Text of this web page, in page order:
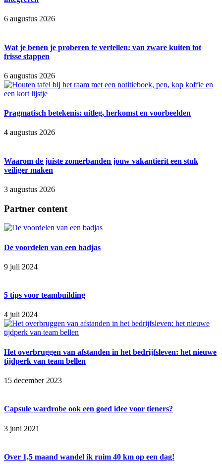
6 augustus 2026
Wat je benen je proberen te vertellen: van zware kuiten tot
frisse stappen
6 augustus 2026
Pragmatisch betekenis: uitleg, herkomst en voorbeelden
4 augustus 2026
Waarom de juiste zomerbanden jouw vakantierit een stuk
veiliger maken
3 augustus 2026
Partner content
De voordelen van een badjas
9 juli 2024
5 tips voor teambuilding
4 juli 2024
Het overbruggen van afstanden in het bedrijfsleven: het nieuwe
tijdperk van team bellen
15 december 2023
Capsule wardrobe ook een goed idee voor tieners?
3 juni 2021
Over 1,5 maand wandel ik ruim 40 km op een dag!